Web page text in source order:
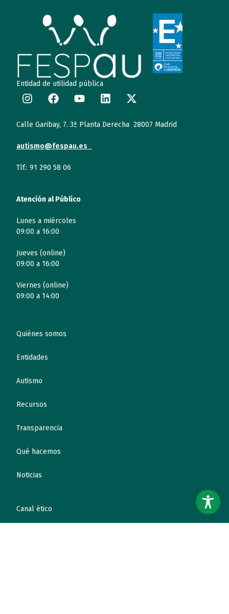
Entidad de utilidad pública
Calle Garibay, 7. 3ª Planta Derecha 28007 Madrid
autismo@fespau.es
Tlf.: 91 290 58 06
Atención al Público
Lunes a miércoles
09:00 a 16:00
Jueves (online)
09:00 a 16:00
Viernes (online)
09:00 a 14:00
Quiénes somos
Entidades
Autismo
Recursos
Transparencia
Qué hacemos
Noticias
Canal ético